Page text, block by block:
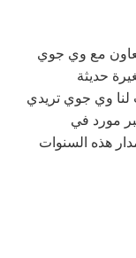
مع وي جوي
صغيرة حديثة
لنا وي جوي تريدي
مورد في
هذه السنوات